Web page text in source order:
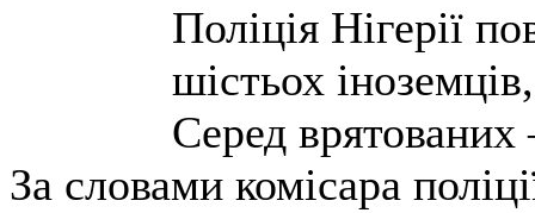
Поліція Нігерії
шістьох
Серед врятованих
За словами комісара